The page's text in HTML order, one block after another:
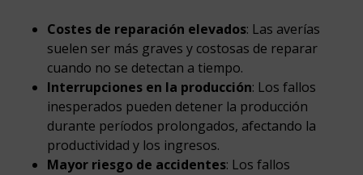
Costes de reparación elevados: Las averías
suelen ser más graves y costosas de reparar
cuando no se detectan a tiempo.
Interrupciones en la producción: Los fallos
inesperados pueden detener la producción
durante períodos prolongados, afectando la
productividad y los ingresos.
Mayor riesgo de accidentes: Los fallos